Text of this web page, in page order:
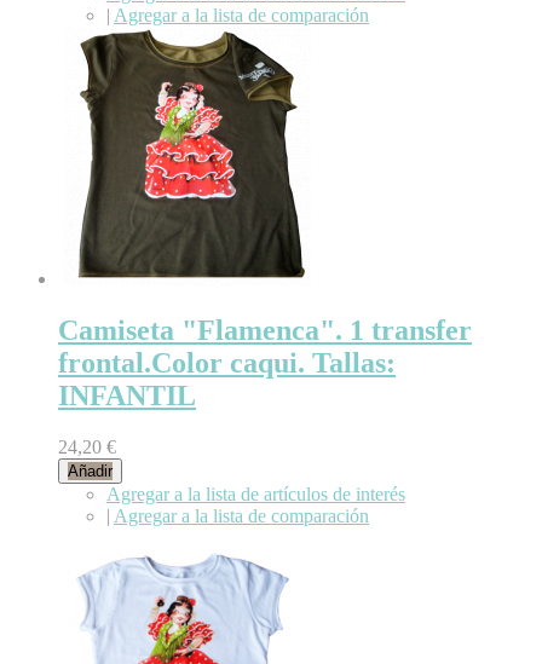
| Agregar a la lista de comparación
Camiseta "Flamenca". 1 transfer
frontal.Color caqui. Tallas:
INFANTIL
24,20 €
Añadir
Agregar a la lista de artículos de interés
| Agregar a la lista de comparación